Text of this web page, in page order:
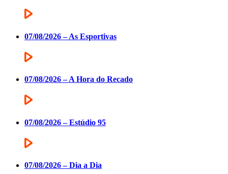
07/08/2026 – As Esportivas
07/08/2026 – A Hora do Recado
07/08/2026 – Estúdio 95
07/08/2026 – Dia a Dia